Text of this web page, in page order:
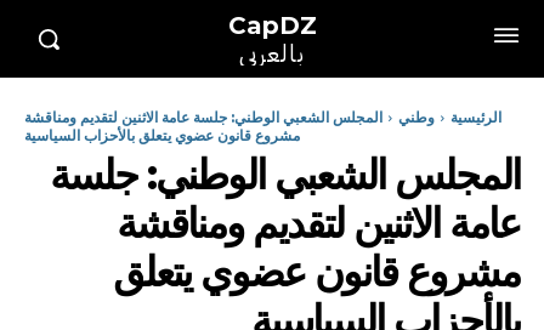
CapDZ
بالعربي
الرئيسية وطني
المجلس الشعبي الوطني: جلسة عامة الاثنين لتقديم ومناقشة
مشروع قانون عضوي يتعلق بالأحزاب السياسية
المجلس الشعبي الوطني: جلسة
عامة الاثنين لتقديم ومناقشة
مشروع قانون عضوي يتعلق